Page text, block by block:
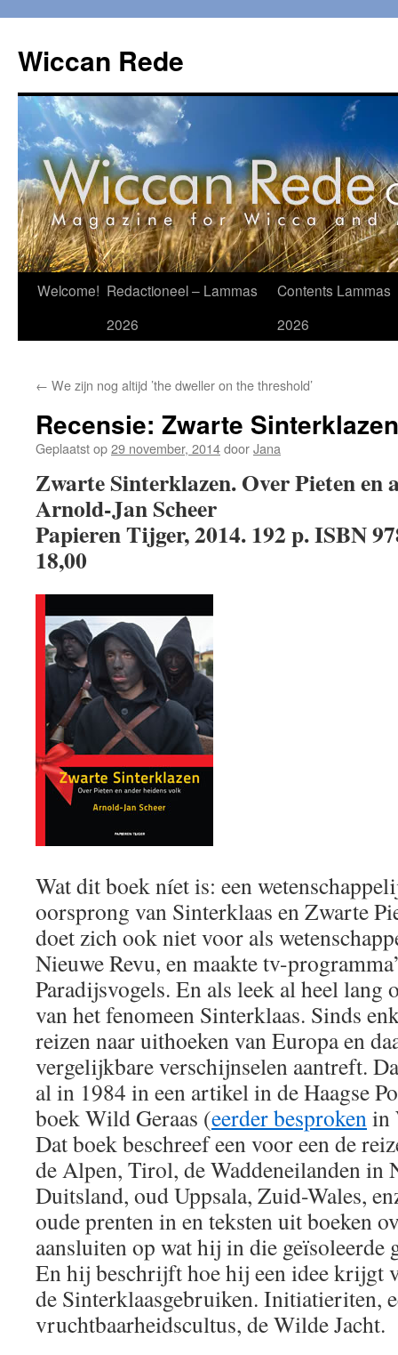
de
inhoud
Wiccan Rede
Welcome! Redactioneel – Lammas
2026
Contents Lammas
2026
← We zijn nog altijd ’the dweller on the threshold’
Recensie: Zwarte Sinterklazen
Geplaatst op29 november, 2014doorJana
Zwarte Sinterklazen. Over Pieten en
Arnold-Jan Scheer
Papieren Tijger, 2014. 192 p. ISBN
18,00
Wat dit boek níet is: een
oorsprong van Sinterklaas en Zwarte
doet zich ook niet voor als
Nieuwe Revu, en maakte tv-
Paradijsvogels. En als leek al heel lang
van het fenomeen Sinterklaas. Sinds
reizen naar uithoeken van Europa en
vergelijkbare verschijnselen aantreft.
al in 1984 in een artikel in de Haagse
boek Wild Geraas (eerder besprokenin
Dat boek beschreef een voor een de
de Alpen, Tirol, de Waddeneilanden in
Duitsland, oud Uppsala, Zuid-Wales,
oude prenten in en teksten uit boeken
aansluiten op wat hij in die geïsoleerde
En hij beschrijft hoe hij een idee krijgt
de Sinterklaasgebruiken. Initiatieriten,
vruchtbaarheidscultus, de Wilde Jacht.